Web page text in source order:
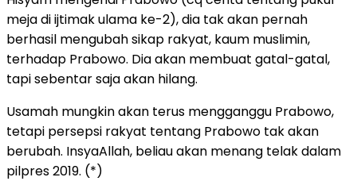
meja di ijtimak ulama ke-2), dia tak akan pernah
berhasil mengubah sikap rakyat, kaum muslimin,
terhadap Prabowo. Dia akan membuat gatal-gatal,
tapi sebentar saja akan hilang.
Usamah mungkin akan terus mengganggu Prabowo,
tetapi persepsi rakyat tentang Prabowo tak akan
berubah. InsyaAllah, beliau akan menang telak dalam
pilpres 2019. (*)